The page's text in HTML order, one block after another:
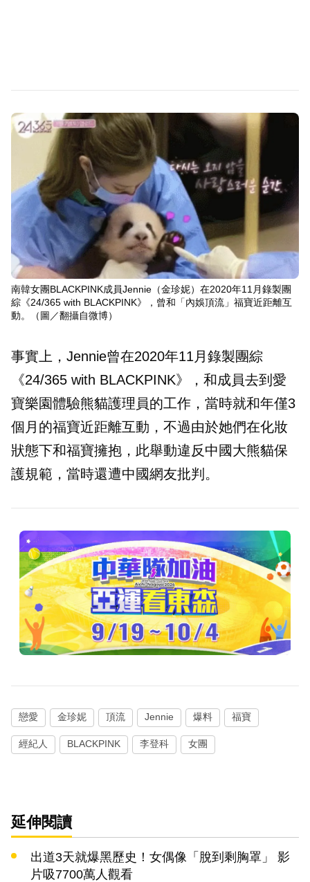
南韓女團BLACKPINK成員Jennie（金珍妮）在2020年11月錄製團
綜《24/365 with BLACKPINK》，曾和「內娛頂流」福寶近距離互
動。（圖／翻攝自微博）
事實上，Jennie曾在2020年11月錄製團綜
《24/365 with BLACKPINK》，和成員去到愛
寶樂園體驗熊貓護理員的工作，當時就和年僅3
個月的福寶近距離互動，不過由於她們在化妝
狀態下和福寶擁抱，此舉動違反中國大熊貓保
護規範，當時還遭中國網友批判。
戀愛 金珍妮 頂流 Jennie 爆料 福寶
經紀人 BLACKPINK 李登科 女團
延伸閱讀
出道3天就爆黑歷史！女偶像「脫到剩胸罩」 影
片吸7700萬人觀看